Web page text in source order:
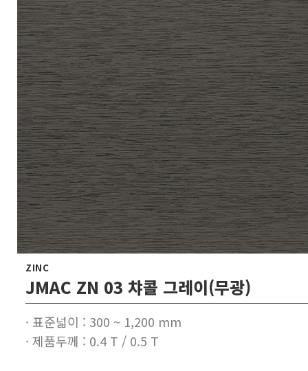
ZINC
JMAC ZN 03 챠콜 그레이(무광)
· 표준넓이 : 300 ~ 1,200 mm
· 제품두께 : 0.4 T / 0.5 T